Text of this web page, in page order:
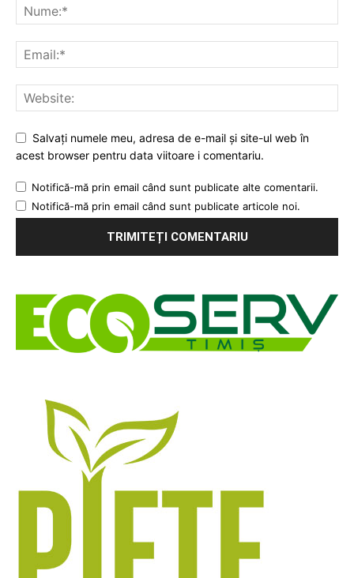
Salvați numele meu, adresa de e-mail și site-ul web în
acest browser pentru data viitoare i comentariu.
Notifică-mă prin email când sunt publicate alte comentarii.
Notifică-mă prin email când sunt publicate articole noi.